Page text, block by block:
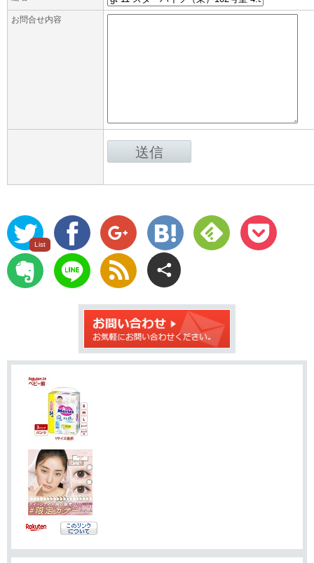
お問合せ内容
List
ツ
ィ
ー
Facebook Google
Plus
は
て
な
ブ
ッ
ク
Feedly
Pocket
Evernote
LINE
送
る
rss